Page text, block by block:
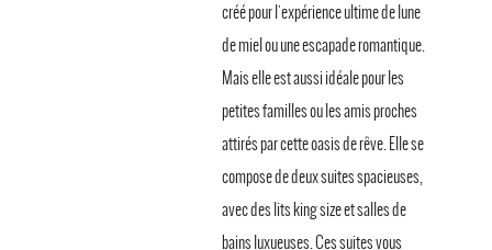
créé pour l'expérience ultime de lune
de miel ou une escapade romantique.
Mais elle est aussi idéale pour les
petites familles ou les amis proches
attirés par cette oasis de rêve. Elle se
compose de deux suites spacieuses,
avec des lits king size et salles de
bains luxueuses. Ces suites vous